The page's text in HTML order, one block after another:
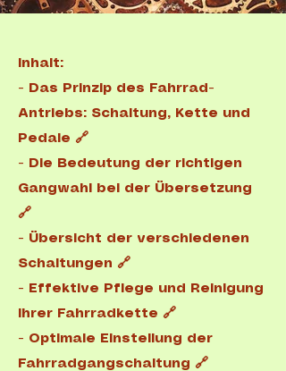
Inhalt:
-
Das Prinzip des Fahrrad-
Antriebs: Schaltung, Kette und
Pedale 🔗
​-
Die Bedeutung der richtigen
Gangwahl bei der Übersetzung
🔗
- Übersicht der verschiedenen
Schaltungen 🔗
-
Effektive Pflege und Reinigung
Ihrer Fahrradkette 🔗
- Optimale Einstellung der
Fahrradgangschaltung 🔗